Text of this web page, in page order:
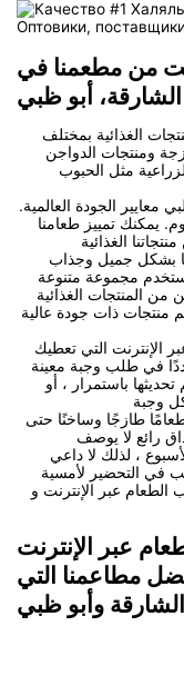
من مطعمنا في
الشارقة، أبو ظبي
الغذائية بمختلف
ومنتجات الدواجن
مثل الحبوب
معايير الجودة العالمية.
يمكنك تمييز طعامنا
الغذائية
بشكل جميل وجذاب
مجموعة متنوعة
من المنتجات الغذائية
منتجات ذات جودة عالية
الإنترنت التي تعطيك
في طلب وجبة معينة
باستمرار ، أو
وجبة
طازجًا وساخنًا حتى
رائع لا يوصف
، لذلك لا داعي
في التحضير لأمسية
عبر الإنترنت و
عبر الإنترنت
مطاعمنا التي
وأبو ظبي